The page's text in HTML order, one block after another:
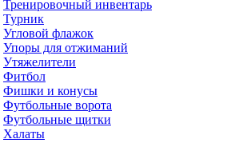
Тренировочный инвентарь
Турник
Угловой флажок
Упоры для отжиманий
Утяжелители
Фитбол
Фишки и конусы
Футбольные ворота
Футбольные щитки
Халаты